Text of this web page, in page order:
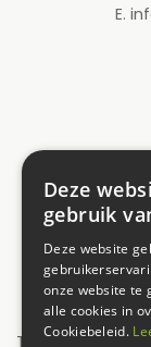
E.
Toon alle
Deze
gebruik
Deze website
onze website te
alle cookies in
Cookiebeleid.